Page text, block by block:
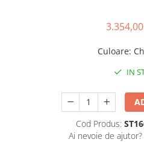
Culoare:
IN
Cod Produs:
Ai nevoie de ajutor?